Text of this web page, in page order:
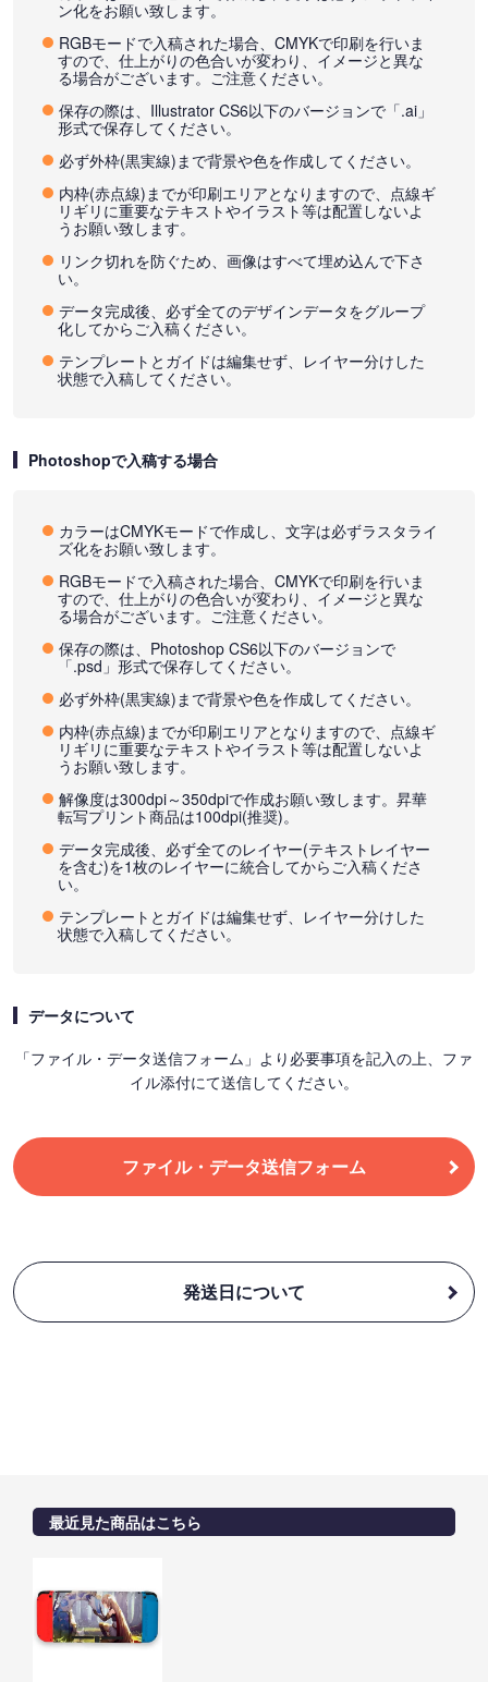
ン化をお願い致します。
RGBモードで入稿された場合、CMYKで印刷を行いま
すので、仕上がりの色合いが変わり、イメージと異な
る場合がございます。ご注意ください。
保存の際は、Illustrator CS6以下のバージョンで「.ai」
形式で保存してください。
必ず外枠(黒実線)まで背景や色を作成してください。
内枠(赤点線)までが印刷エリアとなりますので、点線ギ
リギリに重要なテキストやイラスト等は配置しないよ
うお願い致します。
リンク切れを防ぐため、画像はすべて埋め込んで下さ
い。
データ完成後、必ず全てのデザインデータをグループ
化してからご入稿ください。
テンプレートとガイドは編集せず、レイヤー分けした
状態で入稿してください。
Photoshopで入稿する場合
カラーはCMYKモードで作成し、文字は必ずラスタライ
ズ化をお願い致します。
RGBモードで入稿された場合、CMYKで印刷を行いま
すので、仕上がりの色合いが変わり、イメージと異な
る場合がございます。ご注意ください。
保存の際は、Photoshop CS6以下のバージョンで
「.psd」形式で保存してください。
必ず外枠(黒実線)まで背景や色を作成してください。
内枠(赤点線)までが印刷エリアとなりますので、点線ギ
リギリに重要なテキストやイラスト等は配置しないよ
うお願い致します。
解像度は300dpi～350dpiで作成お願い致します。昇華
転写プリント商品は100dpi(推奨)。
データ完成後、必ず全てのレイヤー(テキストレイヤー
を含む)を1枚のレイヤーに統合してからご入稿くださ
い。
テンプレートとガイドは編集せず、レイヤー分けした
状態で入稿してください。
データについて
「ファイル・データ送信フォーム」より必要事項を記入の上、ファ
イル添付にて送信してください。
ファイル・データ送信フォーム
発送日について
最近見た商品はこちら